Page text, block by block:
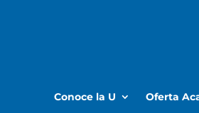
Conoce la U Oferta